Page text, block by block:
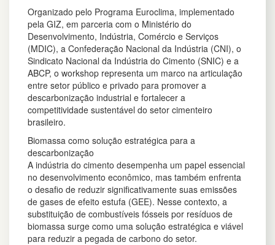
Organizado pelo Programa Euroclima, implementado
pela GIZ, em parceria com o Ministério do
Desenvolvimento, Indústria, Comércio e Serviços
(MDIC), a Confederação Nacional da Indústria (CNI), o
Sindicato Nacional da Indústria do Cimento (SNIC) e a
ABCP, o workshop representa um marco na articulação
entre setor público e privado para promover a
descarbonização industrial e fortalecer a
competitividade sustentável do setor cimenteiro
brasileiro.
Biomassa como solução estratégica para a
descarbonização
A indústria do cimento desempenha um papel essencial
no desenvolvimento econômico, mas também enfrenta
o desafio de reduzir significativamente suas emissões
de gases de efeito estufa (GEE). Nesse contexto, a
substituição de combustíveis fósseis por resíduos de
biomassa surge como uma solução estratégica e viável
para reduzir a pegada de carbono do setor.